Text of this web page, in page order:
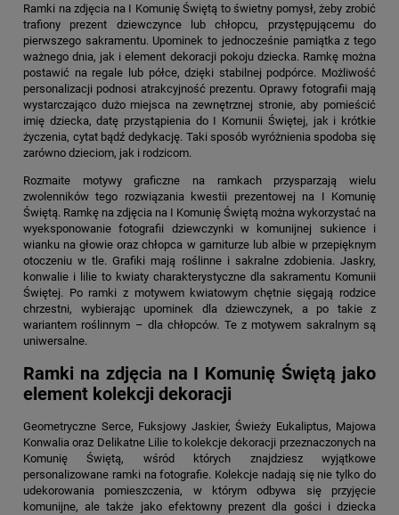
Ramki na zdjęcia na I Komunię Świętą to świetny pomysł, żeby zrobić
trafiony prezent dziewczynce lub chłopcu, przystępującemu do
pierwszego sakramentu. Upominek to jednocześnie pamiątka z tego
ważnego dnia, jak i element dekoracji pokoju dziecka. Ramkę można
postawić na regale lub półce, dzięki stabilnej podpórce. Możliwość
personalizacji podnosi atrakcyjność prezentu. Oprawy fotografii mają
wystarczająco dużo miejsca na zewnętrznej stronie, aby pomieścić
imię dziecka, datę przystąpienia do I Komunii Świętej, jak i krótkie
życzenia, cytat bądź dedykację. Taki sposób wyróżnienia spodoba się
zarówno dzieciom, jak i rodzicom.
Rozmaite motywy graficzne na ramkach przysparzają wielu
zwolenników tego rozwiązania kwestii prezentowej na I Komunię
Świętą. Ramkę na zdjęcia na I Komunię Świętą można wykorzystać na
wyeksponowanie fotografii dziewczynki w komunijnej sukience i
wianku na głowie oraz chłopca w garniturze lub albie w przepięknym
otoczeniu w tle. Grafiki mają roślinne i sakralne zdobienia. Jaskry,
konwalie i lilie to kwiaty charakterystyczne dla sakramentu Komunii
Świętej. Po ramki z motywem kwiatowym chętnie sięgają rodzice
chrzestni, wybierając upominek dla dziewczynek, a po takie z
wariantem roślinnym – dla chłopców. Te z motywem sakralnym są
uniwersalne.
Ramki na zdjęcia na I Komunię Świętą jako
element kolekcji dekoracji
Geometryczne Serce, Fuksjowy Jaskier, Świeży Eukaliptus, Majowa
Konwalia oraz Delikatne Lilie to kolekcje dekoracji przeznaczonych na
Komunię Świętą, wśród których znajdziesz wyjątkowe
personalizowane ramki na fotografie. Kolekcje nadają się nie tylko do
udekorowania pomieszczenia, w którym odbywa się przyjęcie
komunijne, ale także jako efektowny prezent dla gości i dziecka